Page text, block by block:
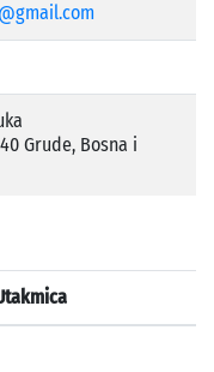
Grude, Bosna i